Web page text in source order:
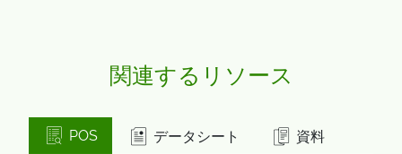
関連するリソース
POS データシート 資料